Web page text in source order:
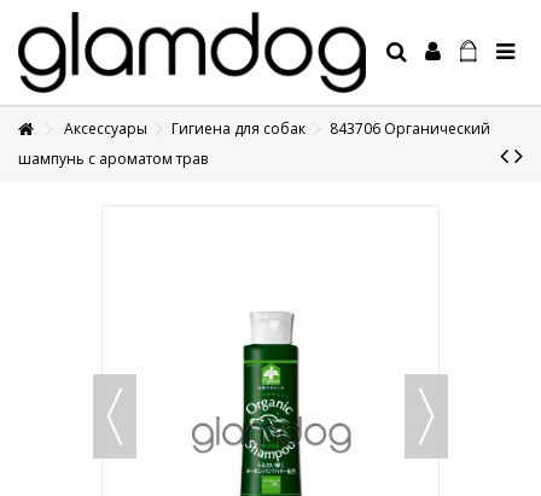
+7 495 1250410
Аксессуары Гигиена для собак
843706 Органический
шампунь с ароматом трав